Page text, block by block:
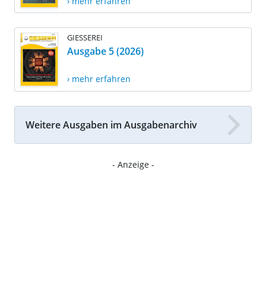
GIESSEREI
Ausgabe 5 (2026)
› mehr erfahren
Weitere Ausgaben im Ausgabenarchiv
- Anzeige -